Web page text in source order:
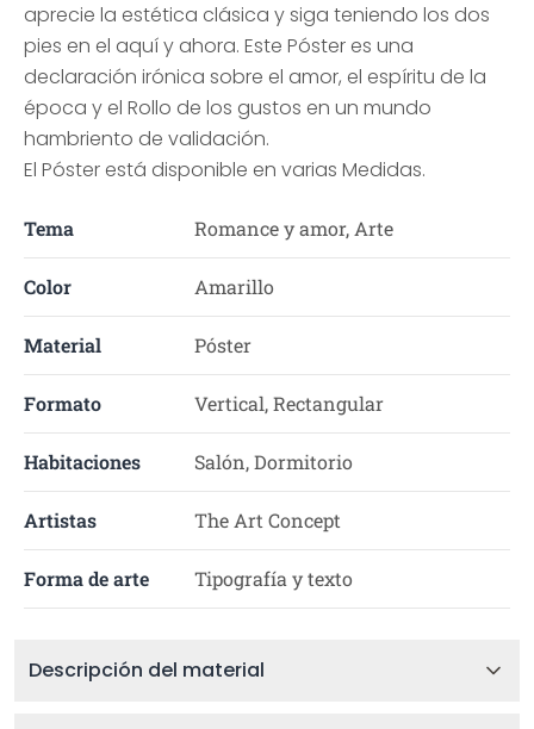
aprecie la estética clásica y siga teniendo los dos
pies en el aquí y ahora. Este Póster es una
declaración irónica sobre el amor, el espíritu de la
época y el Rollo de los gustos en un mundo
hambriento de validación.
El Póster está disponible en varias Medidas.
Tema Romance y amor, Arte
Color Amarillo
Material Póster
Formato Vertical, Rectangular
Habitaciones Salón, Dormitorio
Artistas The Art Concept
Forma de arte Tipografía y texto
Descripción del material